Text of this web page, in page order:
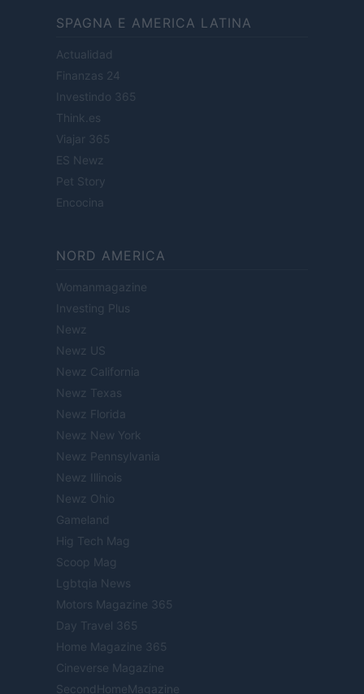
SPAGNA E AMERICA LATINA
Actualidad
Finanzas 24
Investindo 365
Think.es
Viajar 365
ES Newz
Pet Story
Encocina
NORD AMERICA
Womanmagazine
Investing Plus
Newz
Newz US
Newz California
Newz Texas
Newz Florida
Newz New York
Newz Pennsylvania
Newz Illinois
Newz Ohio
Gameland
Hig Tech Mag
Scoop Mag
Lgbtqia News
Motors Magazine 365
Day Travel 365
Home Magazine 365
Cineverse Magazine
SecondHomeMagazine